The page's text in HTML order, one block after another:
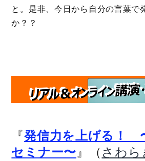
と。是非、今日から自分の言葉で
か？？
『発信力を上げる！
セミナー〜 』（ さわら